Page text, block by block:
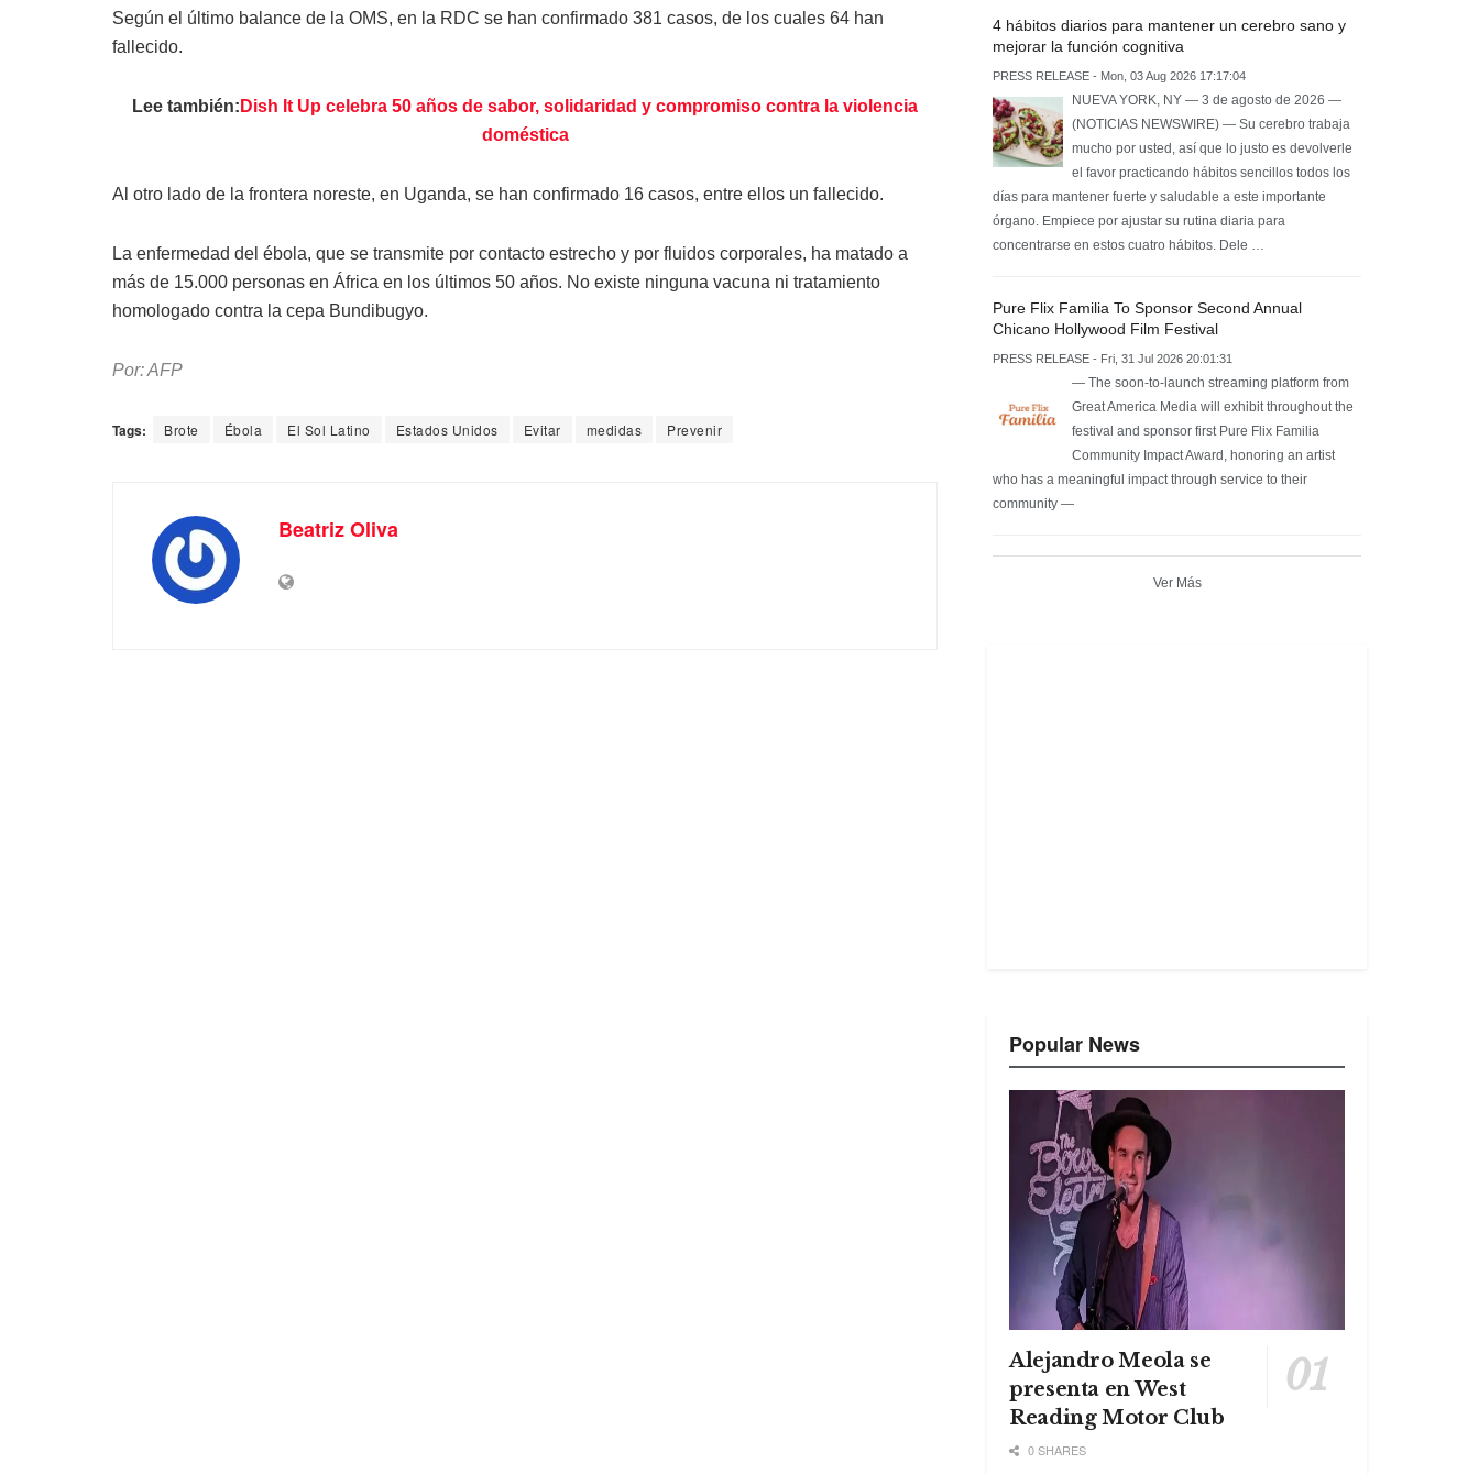
Según el último balance de la OMS, en la RDC se han confirmado 381 casos, de los cuales 64 han
fallecido.
Lee también: Dish It Up celebra 50 años de sabor, solidaridad y compromiso contra la violencia
doméstica
Al otro lado de la frontera noreste, en Uganda, se han confirmado 16 casos, entre ellos un fallecido.
La enfermedad del ébola, que se transmite por contacto estrecho y por fluidos corporales, ha matado a
más de 15.000 personas en África en los últimos 50 años. No existe ninguna vacuna ni tratamiento
homologado contra la cepa Bundibugyo.
Por: AFP
Tags: Brote Ébola El Sol Latino Estados Unidos Evitar medidas Prevenir
Beatriz Oliva
4 hábitos diarios para mantener un cerebro sano y
mejorar la función cognitiva
PRESS RELEASE - Mon, 03 Aug 2026 17:17:04
NUEVA YORK, NY — 3 de agosto de 2026 —
(NOTICIAS NEWSWIRE) — Su cerebro trabaja
mucho por usted, así que lo justo es devolverle
el favor practicando hábitos sencillos todos los
días para mantener fuerte y saludable a este importante
órgano. Empiece por ajustar su rutina diaria para
concentrarse en estos cuatro hábitos. Dele …
Pure Flix Familia To Sponsor Second Annual
Chicano Hollywood Film Festival
PRESS RELEASE - Fri, 31 Jul 2026 20:01:31
— The soon-to-launch streaming platform from
Great America Media will exhibit throughout the
festival and sponsor first Pure Flix Familia
Community Impact Award, honoring an artist
who has a meaningful impact through service to their
community —
Ver Más
Popular News
Alejandro Meola se
presenta en West
Reading Motor Club
0 SHARES